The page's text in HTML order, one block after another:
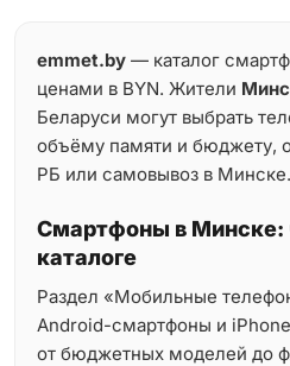
emmet.by — каталог
ценами в BYN. Жители
Беларуси могут выбрать
объёму памяти и бюджету,
РБ или самовывоз в Минске.
Смартфоны в Минске:
каталоге
Раздел «Мобильные
Android-смартфоны и
от бюджетных моделей до